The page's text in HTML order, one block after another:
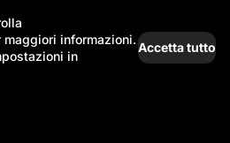
maggiori informazioni.
in
Accetta tutto